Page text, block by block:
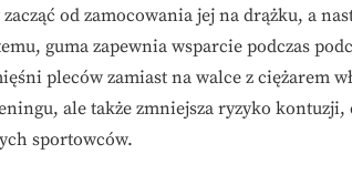
od zamocowania jej na drążku, a
guma zapewnia wsparcie podczas
pleców zamiast na walce z ciężarem
ale także zmniejsza ryzyko
sportowców.